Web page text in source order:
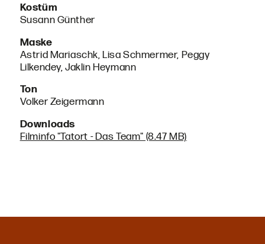
Kostüm
Susann Günther
Maske
Astrid Mariaschk, Lisa Schmermer, Peggy
Lilkendey, Jaklin Heymann
Ton
Volker Zeigermann
Downloads
Filminfo "Tatort - Das Team" (8.47 MB)